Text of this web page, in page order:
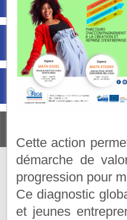
Cette action
démarche de
progression pour
Ce diagnostic
et jeunes